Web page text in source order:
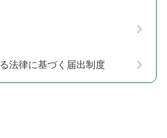
法律に基づく届出制度